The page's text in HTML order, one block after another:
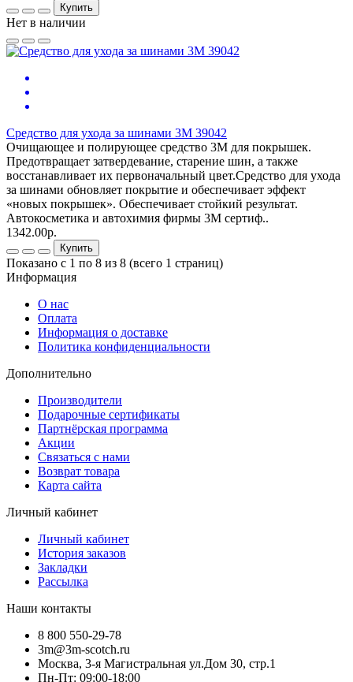
Купить
Нет в наличии
Средство для ухода за шинами 3M 39042
Очищающее и полирующее средство 3M для покрышек.
Предотвращает затвердевание, старение шин, а также
восстанавливает их первоначальный цвет.Средство для ухода
за шинами обновляет покрытие и обеспечивает эффект
«новых покрышек». Обеспечивает стойкий результат.
Автокосметика и автохимия фирмы 3М сертиф..
1342.00р.
Купить
Показано с 1 по 8 из 8 (всего 1 страниц)
Информация
О нас
Оплата
Информация о доставке
Политика конфиденциальности
Дополнительно
Производители
Подарочные сертификаты
Партнёрская программа
Акции
Связаться с нами
Возврат товара
Карта сайта
Личный кабинет
Личный кабинет
История заказов
Закладки
Рассылка
Наши контакты
8 800 550-29-78
3m@3m-scotch.ru
Москва, 3-я Магистральная ул.Дом 30, стр.1
Пн-Пт: 09:00-18:00